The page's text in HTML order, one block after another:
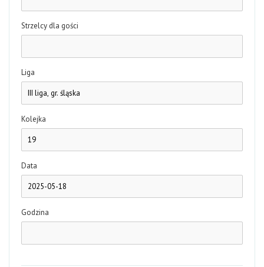
Strzelcy dla gości
Liga
Kolejka
Data
Godzina